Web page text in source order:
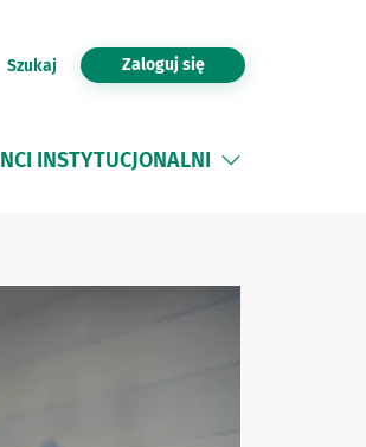
Szukaj Zaloguj się
INSTYTUCJONALNI